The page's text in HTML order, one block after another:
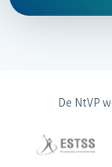
De NtVP